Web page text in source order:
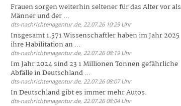
Frauen sorgen weiterhin seltener für das Alter vor als
Männer und der ...
dts-nachrichtenagentur.de, 22.07.26 10:29 Uhr
Insgesamt 1.571 Wissenschaftler haben im Jahr 2025
ihre Habilitation an ...
dts-nachrichtenagentur.de, 22.07.26 08:19 Uhr
Im Jahr 2024 sind 23 1 Millionen Tonnen gefährliche
Abfälle in Deutschland ...
dts-nachrichtenagentur.de, 22.07.26 08:07 Uhr
In Deutschland gibt es immer mehr Autos.
dts-nachrichtenagentur.de, 22.07.26 08:04 Uhr